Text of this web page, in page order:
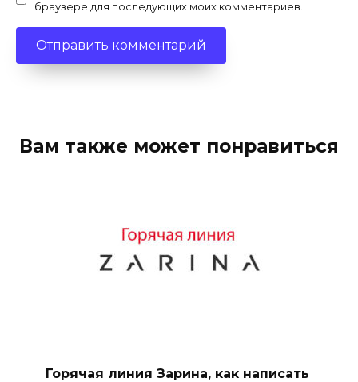
браузере для последующих моих комментариев.
Вам также может понравиться
Горячая линия Зарина, как написать